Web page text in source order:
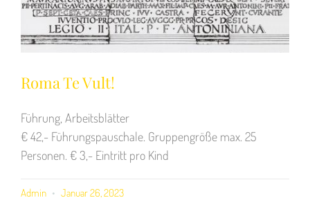
Roma Te Vult!
Führung, Arbeitsblätter
€ 42,- Führungspauschale. Gruppengröße max. 25
Personen. € 3,- Eintritt pro Kind
Admin Januar 26, 2023